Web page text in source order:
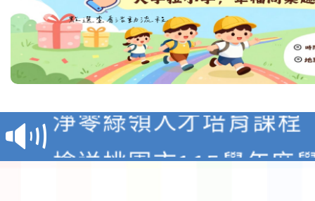
教育部校安中心白海豚
報
淨零綠領人才培育課程
檢送桃園市115學年度